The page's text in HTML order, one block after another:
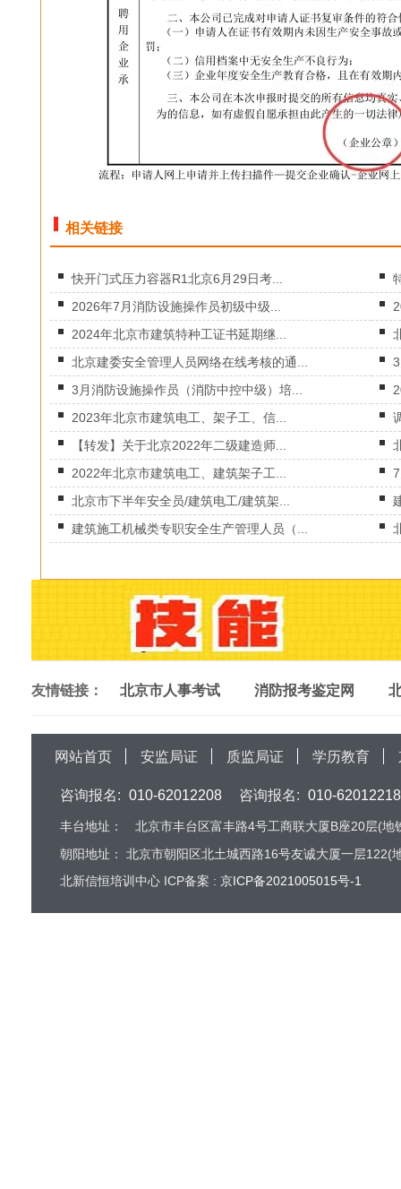
相关链接
快开门式压力容器R1北京6月29日考...
2026年7月消防设施操作员初级中级...
2024年北京市建筑特种工证书延期继...
北京建委安全管理人员网络在线考核的通...
3月消防设施操作员（消防中控中级）培...
2023年北京市建筑电工、架子工、信...
【转发】关于北京2022年二级建造师...
2022年北京市建筑电工、建筑架子工...
北京市下半年安全员/建筑电工/建筑架...
建筑施工机械类专职安全生产管理人员（...
友情链接： 北京市人事考试 消防报考鉴定网
网站首页 安监局证 质监局证 学历教育
咨询报名: 010-62012208 咨询报名: 010-62012218
丰台地址：
北京市丰台区富丰路4号工商联大厦B座20层(
朝阳地址：
北京市朝阳区北土城西路16号友诚大厦一层122(
北新信恒培训中心 ICP备案 : 京ICP备2021005015号-1